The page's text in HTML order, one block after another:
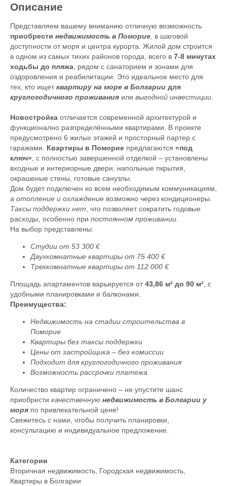
Описание
Представляем вашему вниманию отличную возможность
приобрести недвижимость в Поморие, в шаговой
доступности от моря и центра курорта. Жилой дом строится
в одном из самых тихих районов города, всего в 7-8 минутах
ходьбы до пляжа, рядом с санаторием и зонами для
оздоровления и реабилитации. Это идеальное место для
тех, кто ищетквартиру на море в Болгарии для
круглогодичного проживания или выгодной инвестиции.
Новостройка отличается современной архитектурой и
функционално разпределёнными квартирами. В проекте
предусмотрено 6 жилых этажей и просторный партер с
гаражами. Квартиры в Поморие предлагаются «под
ключ», с полностью завершенной отделкой – установлены
входные и интериорные двери, напольные пкрытия,
окрашеные стены, готовые санузлы.
Дом будет подключен ко всем необходимым коммуникациям,
а отопление и охлаждение возможно через кондиционеры.
Таксы поддержки нет, что позволяет сократить годовые
расходы, особенно при постоянном проживании.
На выбор представлены:
Студии от 53 300 €
Двухкомнатные квартиры от 75 400 €
Трехкомнатные квартиры от 112 000 €
Площадь апартаментов варьируется от43,86 м² до 90 м², с
удобными планировками и балконами.
Преимущества:
Недвижимость на стадии строительства в
Поморие
Квартиры без таксы поддержки
Цены от застройщика – без комиссии
Подходит для круглогодичного проживания
Возможность рассрочки платежа
Количество квартир ограничено – не упустите шанс
приобрести качественную недвижимость в Болгарии у
моря по привлекательной цене!
Свяжитесь с нами, чтобы получить планировки,
консультацию и индивидуальное предложение.
Категории
Вторичная недвижимость, Городская недвижимость,
Квартиры в Болгарии